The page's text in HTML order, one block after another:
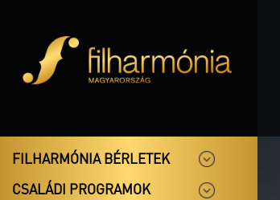
FILHARMÓNIA BÉRLETEK
CSALÁDI PROGRAMOK